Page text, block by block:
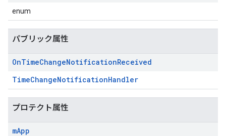
enum
パブリック属性
OnTimeChangeNotificationReceived
TimeChangeNotificationHandler
プロテクト属性
mApp